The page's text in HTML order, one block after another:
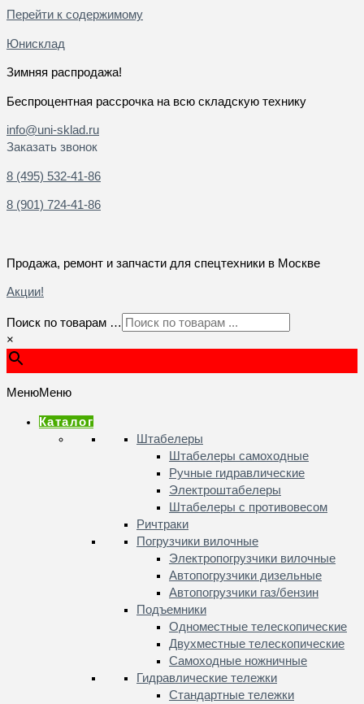
Перейти к содержимому
Юнисклад
Зимняя распродажа!
Беспроцентная рассрочка на всю складскую технику
info@uni-sklad.ru
Заказать звонок
8 (495) 532-41-86
8 (901) 724-41-86
Продажа, ремонт и запчасти для спецтехники в Москве
Акции!
Поиск по товарам …
×
МенюМеню
Каталог
Штабелеры
Штабелеры самоходные
Ручные гидравлические
Электроштабелеры
Штабелеры с противовесом
Ричтраки
Погрузчики вилочные
Электропогрузчики вилочные
Автопогрузчики дизельные
Автопогрузчики газ/бензин
Подъемники
Одноместные телескопические
Двухместные телескопические
Самоходные ножничные
Гидравлические тележки
Стандартные тележки